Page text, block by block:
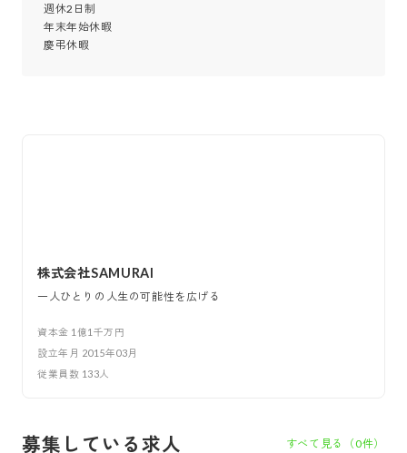
週休2日制
年末年始休暇
慶弔休暇
株式会社SAMURAI
一人ひとりの人生の可能性を広げる
資本金 1億1千万円
設立年月 2015年03月
従業員数 133人
募集している求人 すべて見る（0件）